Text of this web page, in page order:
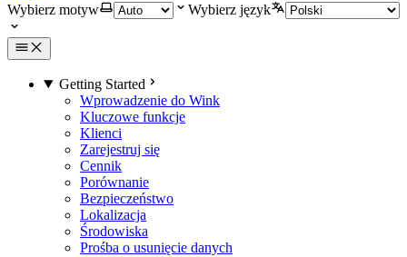
Wybierz motyw
Wybierz język
Getting Started
Wprowadzenie do Wink
Kluczowe funkcje
Klienci
Zarejestruj się
Cennik
Porównanie
Bezpieczeństwo
Lokalizacja
Środowiska
Prośba o usunięcie danych